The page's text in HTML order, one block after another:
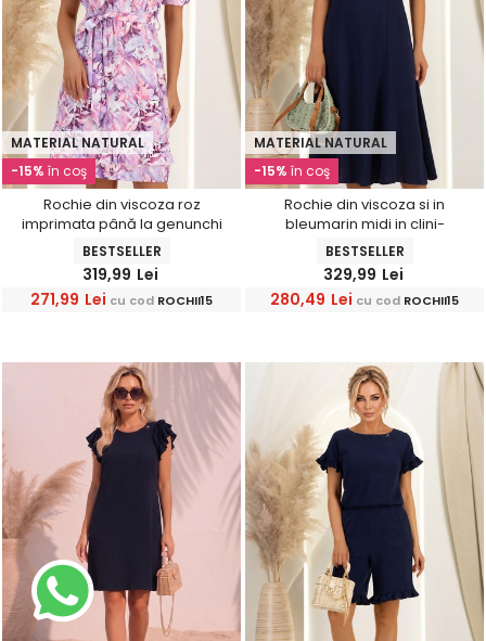
-15% în coş
MATERIAL NATURAL
Rochie din viscoza roz
imprimata până la genunchi
clos cu elastic in talie -
StarShinerS
BESTSELLER
319,99 Lei
271,99 Lei cu cod ROCHII15
-15% în coş
MATERIAL NATURAL
Rochie din viscoza si in
bleumarin midi in clini-
StarShinerS
BESTSELLER
329,99 Lei
280,49 Lei cu cod ROCHII15